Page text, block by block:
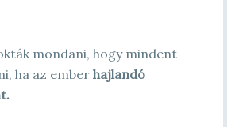
mondani, hogy mindent
ha az ember hajlandó